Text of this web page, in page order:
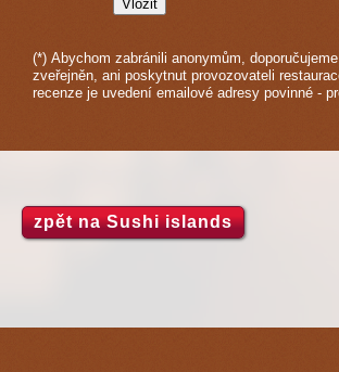
(*) Abychom zabránili anonymům,
zveřejněn, ani poskytnut provozovateli
recenze je uvedení emailové adresy povinné -
zpět na Sushi islands